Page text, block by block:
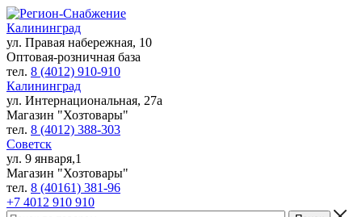
Калининград
ул. Правая набережная, 10
Оптовая-розничная база
тел. 8 (4012) 910-910
Калининград
ул. Интернациональная, 27а
Магазин "Хозтовары"
тел. 8 (4012) 388-303
Советск
ул. 9 января,1
Магазин "Хозтовары"
тел. 8 (40161) 381-96
+7 4012 910 910